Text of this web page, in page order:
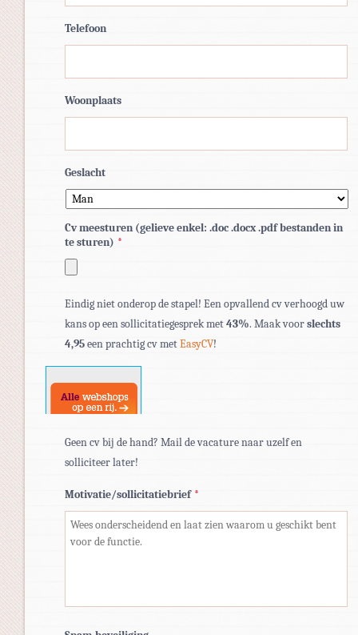
Telefoon
Woonplaats
Geslacht
Cv meesturen (gelieve enkel: .doc .docx .pdf bestanden in
te sturen) *
bestandstypen:
pdf,
doc,
docx.
Eindig niet onderop de stapel! Een opvallend cv verhoogd uw
kans op een sollicitatiegesprek met43%. Maak voorslechts
4,95een prachtig cv metEasyCV!
Geen cv bij de hand? Mail de vacature naar uzelf en
solliciteer later!
Motivatie/sollicitatiebrief *